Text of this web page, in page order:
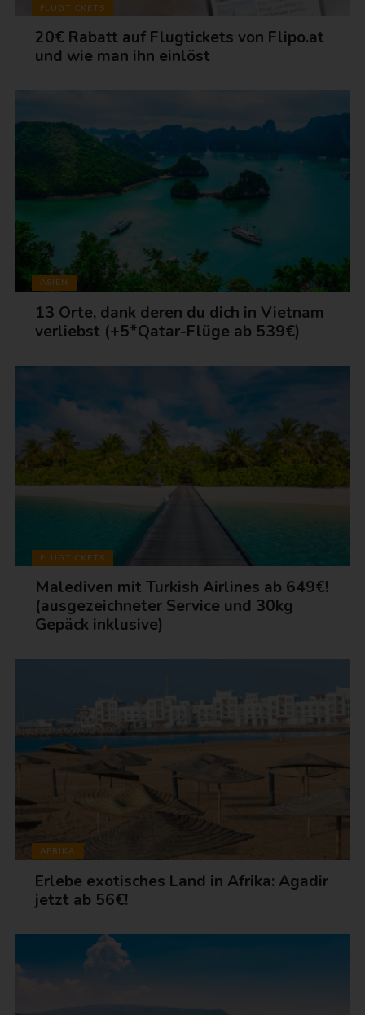
FLUGTICKETS
20€ Rabatt auf Flugtickets von Flipo.at
und wie man ihn einlöst
ASIEN
13 Orte, dank deren du dich in Vietnam
verliebst (+5*Qatar-Flüge ab 539€)
FLUGTICKETS
Malediven mit Turkish Airlines ab 649€!
(ausgezeichneter Service und 30kg
Gepäck inklusive)
AFRIKA
Erlebe exotisches Land in Afrika: Agadir
jetzt ab 56€!